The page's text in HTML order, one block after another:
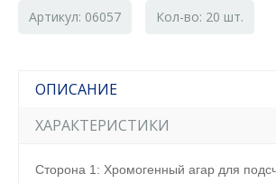
Артикул: 06057 Кол-во: 20 шт.
ОПИСАНИЕ
ХАРАКТЕРИСТИКИ
Сторона 1: Хромогенный агар для